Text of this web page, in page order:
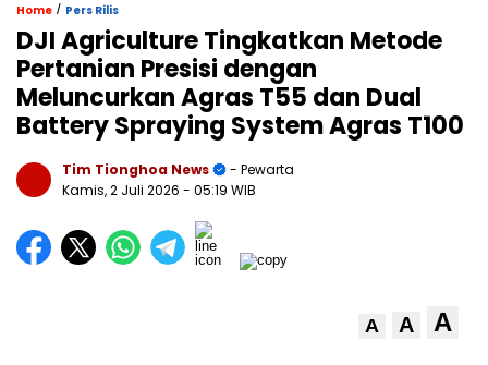
Home / Pers Rilis
DJI Agriculture Tingkatkan Metode
Pertanian Presisi dengan
Meluncurkan Agras T55 dan Dual
Battery Spraying System Agras T100
Tim Tionghoa News
- Pewarta
Kamis, 2 Juli 2026 - 05:19 WIB
A A A